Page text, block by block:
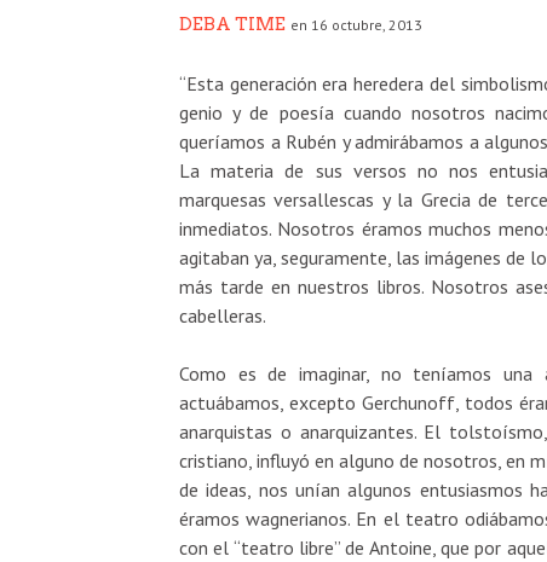
DEBA TIME en 16 octubre, 2013
“Esta generación era heredera del
genio y de poesía cuando nosotros
queríamos a Rubén y admirábamos a
La materia de sus versos no nos
marquesas versallescas y la Grecia de
inmediatos. Nosotros éramos muchos
agitaban ya, seguramente, las imágenes de
más tarde en nuestros libros. Nosotros
cabelleras.
Como es de imaginar, no teníamos una
actuábamos, excepto Gerchunoff, todos
anarquistas o anarquizantes. El
cristiano, influyó en alguno de nosotros, en
de ideas, nos unían algunos entusiasmos
éramos wagnerianos. En el teatro
con el “teatro libre” de Antoine, que por